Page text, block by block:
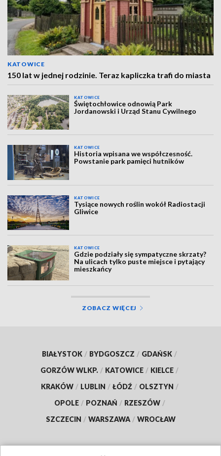
KATOWICE
150 lat w jednej rodzinie. Teraz kapliczka trafi do miasta
KATOWICE
Świętochłowice odnowią Park
Jordanowski i Urząd Stanu Cywilnego
KATOWICE
Historia wpisana we współczesność.
Powstanie park pamięci hutników
KATOWICE
Tysiące nowych roślin wokół Radiostacji
Gliwice
KATOWICE
Gdzie podziały się sympatyczne skrzaty?
Na ulicach tylko puste miejsce i pytający
mieszkańcy
ZOBACZ WIĘCEJ
BIAŁYSTOK / BYDGOSZCZ / GDAŃSK /
GORZÓW WLKP. / KATOWICE / KIELCE /
KRAKÓW / LUBLIN / ŁÓDŹ / OLSZTYN /
OPOLE / POZNAŃ / RZESZÓW /
SZCZECIN / WARSZAWA / WROCŁAW